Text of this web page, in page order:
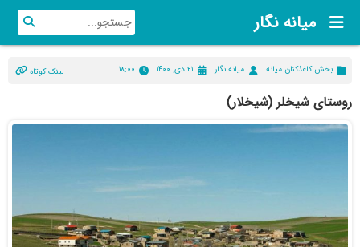
میانه نگار
بخش کاغذکنان میانه میانه نگار ۲۱ دی, ۱۴۰۰ ۱۸:۰۰ لینک کوتاه
روستای شیخلر (شیخلار)